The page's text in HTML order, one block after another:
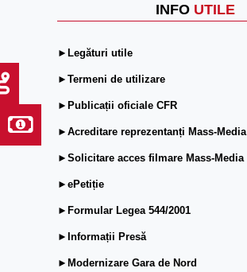
INFO UTILE
►Legături utile
►Termeni de utilizare
►Publicații oficiale CFR
►Acreditare reprezentanți Mass-Media
►Solicitare acces filmare Mass-Media
►ePetiție
►Formular Legea 544/2001
►Informații Presă
►Modernizare Gara de Nord